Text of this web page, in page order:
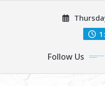
Follow Us